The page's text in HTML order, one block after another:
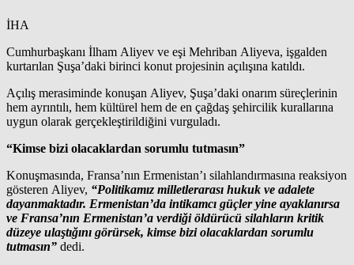
İHA
Cumhurbaşkanı İlham Aliyev ve eşi Mehriban Aliyeva, işgalden
kurtarılan Şuşa’daki birinci konut projesinin açılışına katıldı.
Açılış merasiminde konuşan Aliyev, Şuşa’daki onarım süreçlerinin
hem ayrıntılı, hem kültürel hem de en çağdaş şehircilik kurallarına
uygun olarak gerçekleştirildiğini vurguladı.
“Kimse bizi olacaklardan sorumlu tutmasın”
Konuşmasında, Fransa’nın Ermenistan’ı silahlandırmasına reaksiyon
gösteren Aliyev, “Politikamız milletlerarası hukuk ve adalete
dayanmaktadır. Ermenistan’da intikamcı güçler yine ayaklanırsa
ve Fransa’nın Ermenistan’a verdiği öldürücü silahların kritik
düzeye ulaştığını görürsek, kimse bizi olacaklardan sorumlu
tutmasın” dedi.